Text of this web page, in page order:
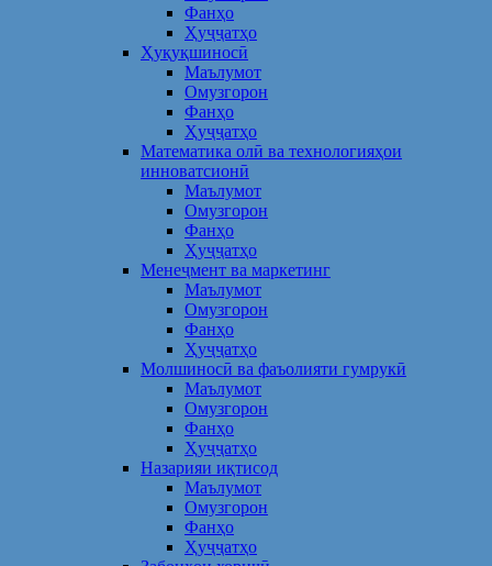
Фанҳо
Ҳуҷҷатҳо
Ҳуқуқшиносӣ
Маълумот
Омузгорон
Фанҳо
Ҳуҷҷатҳо
Математика олӣ ва технологияҳои
инноватсионӣ
Маълумот
Омузгорон
Фанҳо
Ҳуҷҷатҳо
Менеҷмент ва маркетинг
Маълумот
Омузгорон
Фанҳо
Ҳуҷҷатҳо
Молшиносӣ ва фаъолияти гумрукӣ
Маълумот
Омузгорон
Фанҳо
Ҳуҷҷатҳо
Назарияи иқтисод
Маълумот
Омузгорон
Фанҳо
Ҳуҷҷатҳо